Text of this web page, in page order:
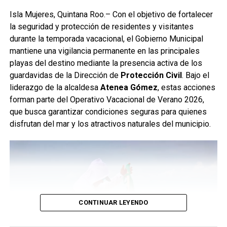
Isla Mujeres, Quintana Roo.– Con el objetivo de fortalecer
la seguridad y protección de residentes y visitantes
durante la temporada vacacional, el Gobierno Municipal
mantiene una vigilancia permanente en las principales
playas del destino mediante la presencia activa de los
guardavidas de la Dirección de Protección Civil. Bajo el
liderazgo de la alcaldesa Atenea Gómez, estas acciones
forman parte del Operativo Vacacional de Verano 2026,
que busca garantizar condiciones seguras para quienes
disfrutan del mar y los atractivos naturales del municipio.
CONTINUAR LEYENDO